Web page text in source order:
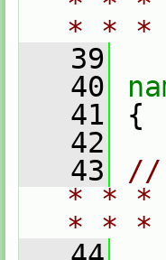
* *
   39
   40
   41
{
   42
   43
//
* * *
* *